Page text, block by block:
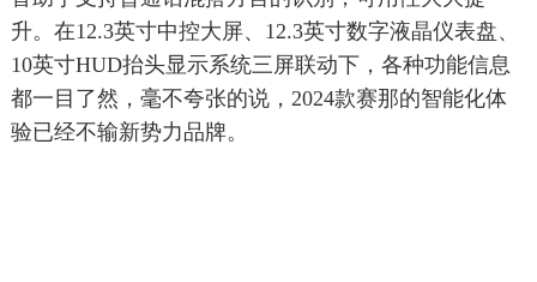
升。在12.3英寸中控大屏、12.3英寸数字液晶仪表盘、
10英寸HUD抬头显示系统三屏联动下，各种功能信息
都一目了然，毫不夸张的说，2024款赛那的智能化体
验已经不输新势力品牌。